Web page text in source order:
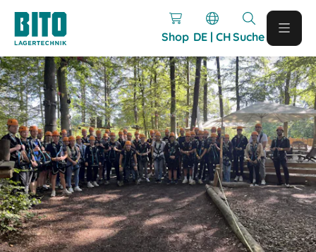
Shop DE | CHSuche